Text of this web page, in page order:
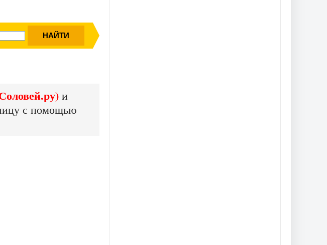
и
с помощью